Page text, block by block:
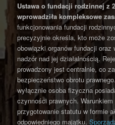
Ustawa o fundacji rodzinnejz
wprowadziła kompleksowe
funkcjonowania fundacji
precyzyjnie określa, kto może
obowiązki organów fundacji
nadzór nad jej działalnością.
prowadzony jest centralnie, co
bezpieczeństwo obrotu
wyłącznie osoba fizyczna
czynności prawnych.
przygotowanie statutu w formie
odpowiedniego majątku.